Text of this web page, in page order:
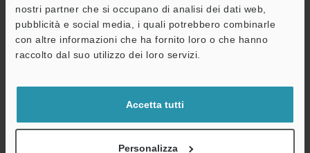
nostri partner che si occupano di analisi dei dati web,
pubblicità e social media, i quali potrebbero combinarle
con altre informazioni che ha fornito loro o che hanno
raccolto dal suo utilizzo dei loro servizi.
Accetta tutti
Personalizza
Download
Assistenza